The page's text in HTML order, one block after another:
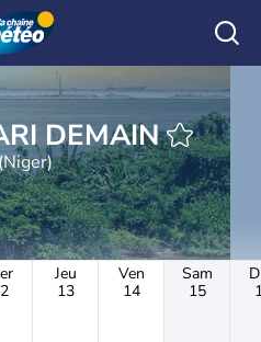
GWARI DEMAIN
Jeu
13
Ven
14
Sam
15